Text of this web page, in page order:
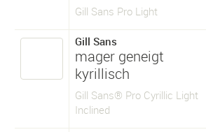
Gill Sans Pro Light
Gill Sans
mager geneigt
kyrillisch
Gill Sans® Pro Cyrillic Light
Inclined